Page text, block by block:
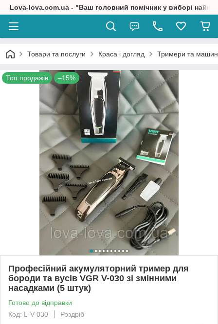
Lova-lova.com.ua - "Ваш головний помічник у виборі
Товари та послуги Краса і догляд Тримери та
Топ продажів –15%
Професійний акумуляторний тример для
бороди та вусів VGR V-030 зі змінними
насадками (5 штук)
Готово до відправки
Код: L-V-030
Роздріб